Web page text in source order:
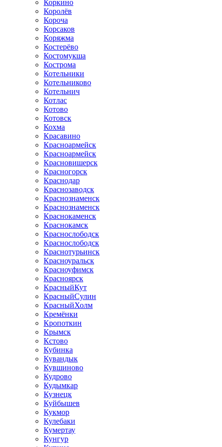
Коркино
Королёв
Короча
Корсаков
Коряжма
Костерёво
Костомукша
Кострома
Котельники
Котельниково
Котельнич
Котлас
Котово
Котовск
Кохма
Красавино
Красноармейск
Красноармейск
Красновишерск
Красногорск
Краснодар
Краснозаводск
Краснознаменск
Краснознаменск
Краснокаменск
Краснокамск
Краснослободск
Краснослободск
Краснотурьинск
Красноуральск
Красноуфимск
Красноярск
КрасныйКут
КрасныйСулин
КрасныйХолм
Кремёнки
Кропоткин
Крымск
Кстово
Кубинка
Кувандык
Кувшиново
Кудрово
Кудымкар
Кузнецк
Куйбышев
Кукмор
Кулебаки
Кумертау
Кунгур